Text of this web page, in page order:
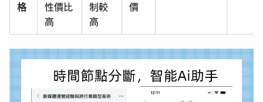
格
性價比
高
制較
高
價